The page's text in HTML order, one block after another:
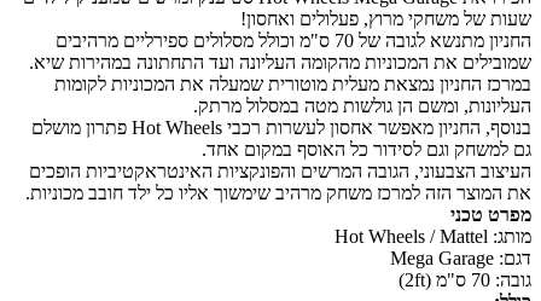
שעות של משחקי מרוץ, פעלולים ואחסון!
החניון מתנשא לגובה של 70 ס"מ וכולל מסלולים ספירליים מרהיבים
שמובילים את המכוניות מהקומה העליונה ועד התחתונה במהירות שיא.
במרכז החניון נמצאת מעלית מוטורית שמעלה את המכוניות לקומות
העליונות, ומשם הן גולשות מטה במסלול מרתק.
בנוסף, החניון מאפשר אחסון לעשרות רכבי Hot Wheels פתרון מושלם
גם למשחק וגם לסידור כל האוסף במקום אחד.
העיצוב הצבעוני, הגובה המרשים והפונקציות האינטראקטיביות הופכים
את המוצר הזה למרכז משחק מרהיב שימשוך אליו כל ילד חובב מכוניות.
מפרט טכני
מותג: Hot Wheels / Mattel
דגם: Mega Garage
גובה: 70 ס"מ (2ft)